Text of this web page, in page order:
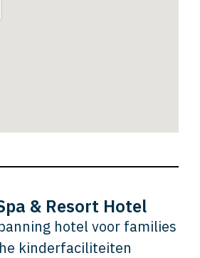
& Resort Hotel
hotel voor families
kinderfaciliteiten